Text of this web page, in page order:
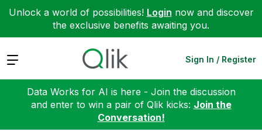
Unlock a world of possibilities! Login now and discover
the exclusive benefits awaiting you.
Expand Sign In / Register
Data Works for AI is here - Join the discussion
and enter to win a pair of Qlik kicks: Join the
Conversation!